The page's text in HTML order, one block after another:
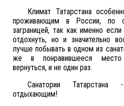
Климат Татарстана
проживающим в России, по
заграницей, так как именно
отдохнуть, но и значительно
лучше побывать в одном из
же в понравившееся место
вернуться, и не один раз.
Санатории
отдыхающим!